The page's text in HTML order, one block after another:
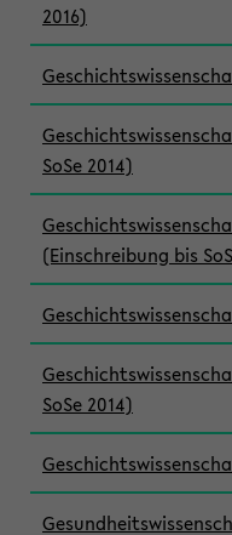
2016)
SoSe 2014)
(Einschreibung bis
SoSe 2014)